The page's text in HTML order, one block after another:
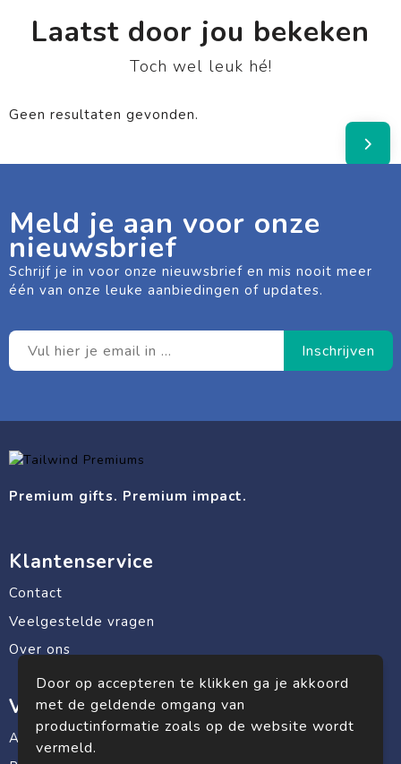
Laatst door jou bekeken
Toch wel leuk hé!
Geen resultaten gevonden.
Meld je aan voor onze
nieuwsbrief
Schrijf je in voor onze nieuwsbrief en mis nooit meer
één van onze leuke aanbiedingen of updates.
Premium gifts. Premium impact.
Klantenservice
Contact
Veelgestelde vragen
Over ons
Veilig winkelen
Algemene voorwaarden
Door op accepteren te klikken ga je akkoord
met de geldende omgang van
productinformatie zoals op de website wordt
vermeld.